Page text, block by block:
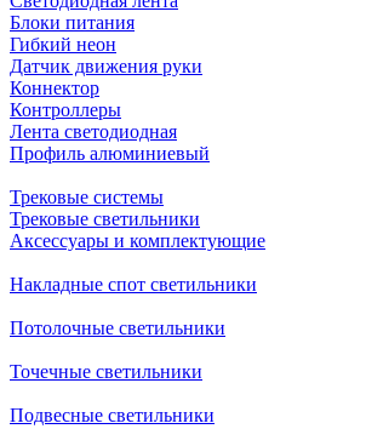
Блоки питания
Гибкий неон
Датчик движения руки
Коннектор
Контроллеры
Лента светодиодная
Профиль алюминиевый
Трековые системы
Трековые светильники
Аксессуары и комплектующие
Накладные спот светильники
Потолочные светильники
Точечные светильники
Подвесные светильники